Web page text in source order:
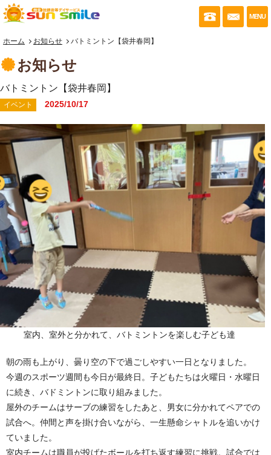
053-430-お問
MENU
ホーム お知らせ バトミントン【袋井春岡】
お知らせ
バトミントン【袋井春岡】
イベント 2025/10/17
室内、室外と分かれて、バトミントンを楽しむ子ども達
朝の雨も上がり、曇り空の下で過ごしやすい一日となりました。
今週のスポーツ週間も今日が最終日。子どもたちは火曜日・水曜日
に続き、バドミントンに取り組みました。
屋外のチームはサーブの練習をしたあと、男女に分かれてペアでの
試合へ。仲間と声を掛け合いながら、一生懸命シャトルを追いかけ
ていました。
室内チームは職員が投げたボールを打ち返す練習に挑戦。試合では